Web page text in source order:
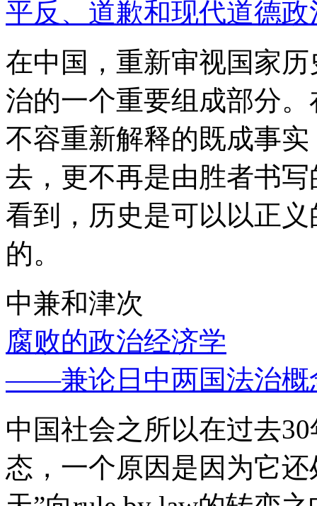
平反、道歉和现代道德政
在中国，重新审视国家
治的一个重要组成部分
不容重新解释的既成事
去，更不再是由胜者书
看到，历史是可以以正
的。
中兼和津次
腐败的政治经济学
——兼论日中两国法治概
中国社会之所以在过去
态，一个原因是因为它